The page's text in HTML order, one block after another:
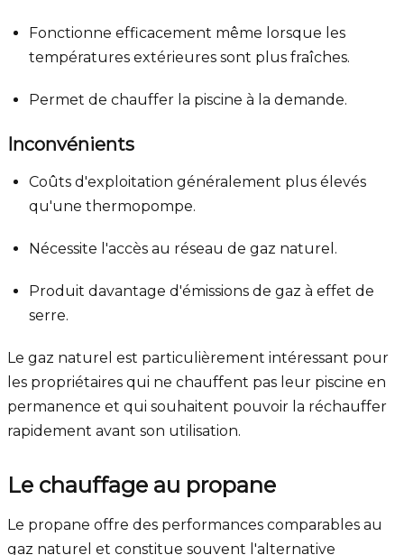
Fonctionne efficacement même lorsque les
températures extérieures sont plus fraîches.
Permet de chauffer la piscine à la demande.
Inconvénients
Coûts d'exploitation généralement plus élevés
qu'une thermopompe.
Nécessite l'accès au réseau de gaz naturel.
Produit davantage d'émissions de gaz à effet de
serre.
Le gaz naturel est particulièrement intéressant pour
les propriétaires qui ne chauffent pas leur piscine en
permanence et qui souhaitent pouvoir la réchauffer
rapidement avant son utilisation.
Le chauffage au propane
Le propane offre des performances comparables au
gaz naturel et constitue souvent l'alternative